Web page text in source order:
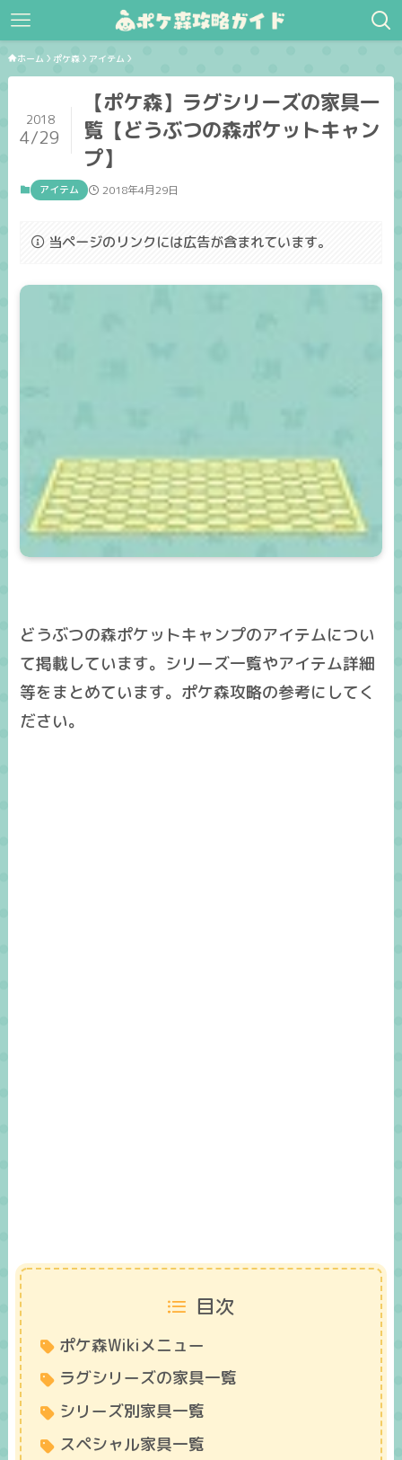
ホーム ポケ森 アイテム
【ポケ森】ラグシリーズの家具一
覧【どうぶつの森ポケットキャン
プ】
2018
4/29
アイテム 2018年4月29日
当ページのリンクには広告が含まれています。
どうぶつの森ポケットキャンプのアイテムについ
て掲載しています。シリーズ一覧やアイテム詳細
等をまとめています。ポケ森攻略の参考にしてく
ださい。
目次
ポケ森Wikiメニュー
ラグシリーズの家具一覧
シリーズ別家具一覧
スペシャル家具一覧